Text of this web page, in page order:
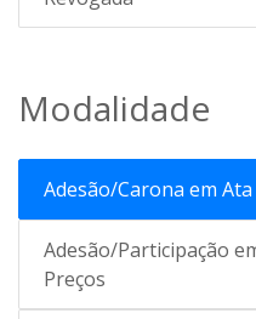
Modalidade
Adesão/Carona em
Adesão/Participação
Preços